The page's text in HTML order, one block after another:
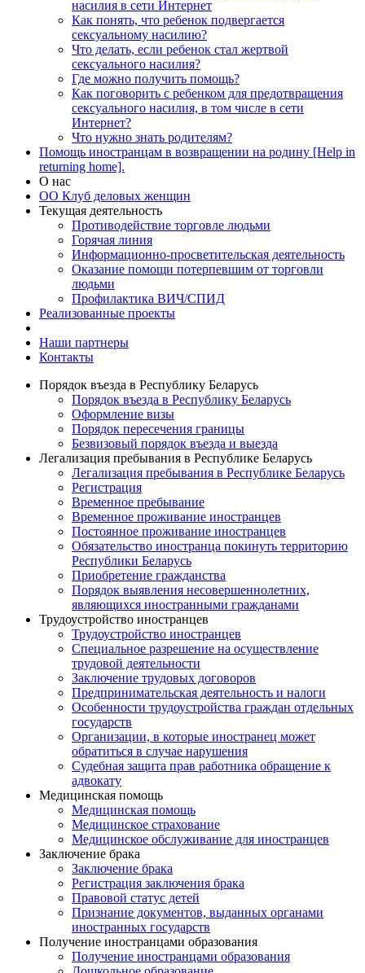
насилия в сети Интернет
Как понять, что ребенок подвергается
сексуальному насилию?
Что делать, если ребенок стал жертвой
сексуального насилия?
Где можно получить помощь?
Как поговорить с ребенком для предотвращения
сексуального насилия, в том числе в сети
Интернет?
Что нужно знать родителям?
Помощь иностранцам в возвращении на родину [Help in
returning home].
О нас
ОО Клуб деловых женщин
Текущая деятельность
Противодействие торговле людьми
Горячая линия
Информационно-просветительская деятельность
Оказание помощи потерпевшим от торговли
людьми
Профилактика ВИЧ/СПИД
Реализованные проекты
Наши партнеры
Контакты
Порядок въезда в Республику Беларусь
Порядок въезда в Республику Беларусь
Оформление визы
Порядок пересечения границы
Безвизовый порядок въезда и выезда
Легализация пребывания в Республике Беларусь
Легализация пребывания в Республике Беларусь
Регистрация
Временное пребывание
Временное проживание иностранцев
Постоянное проживание иностранцев
Обязательство иностранца покинуть территорию
Республики Беларусь
Приобретение гражданства
Порядок выявления несовершеннолетних,
являющихся иностранными гражданами
Трудоустройство иностранцев
Трудоустройство иностранцев
Специальное разрешение на осуществление
трудовой деятельности
Заключение трудовых договоров
Предпринимательская деятельность и налоги
Особенности трудоустройства граждан отдельных
государств
Организации, в которые иностранец может
обратиться в случае нарушения
Судебная защита прав работника обращение к
адвокату
Медицинская помощь
Медицинская помощь
Медицинское страхование
Медицинское обслуживание для иностранцев
Заключение брака
Заключение брака
Регистрация заключения брака
Правовой статус детей
Признание документов, выданных органами
иностранных государств
Получение иностранцами образования
Получение иностранцами образования